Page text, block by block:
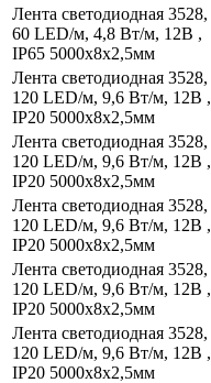
Лента светодиодная 3528,
60 LED/м, 4,8 Вт/м, 12В ,
IP65 5000х8х2,5мм
Лента светодиодная 3528,
120 LED/м, 9,6 Вт/м, 12В ,
IP20 5000х8х2,5мм
Лента светодиодная 3528,
120 LED/м, 9,6 Вт/м, 12В ,
IP20 5000х8х2,5мм
Лента светодиодная 3528,
120 LED/м, 9,6 Вт/м, 12В ,
IP20 5000х8х2,5мм
Лента светодиодная 3528,
120 LED/м, 9,6 Вт/м, 12В ,
IP20 5000х8х2,5мм
Лента светодиодная 3528,
120 LED/м, 9,6 Вт/м, 12В ,
IP20 5000х8х2,5мм